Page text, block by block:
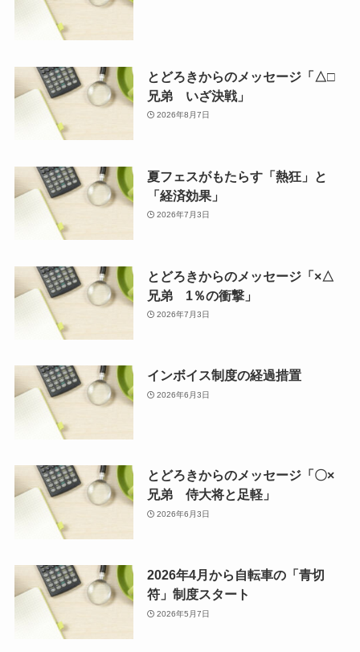
とどろきからのメッセージ「△□
兄弟 いざ決戦」
2026年8月7日
夏フェスがもたらす「熱狂」と
「経済効果」
2026年7月3日
とどろきからのメッセージ「×△
兄弟 1％の衝撃」
2026年7月3日
インボイス制度の経過措置
2026年6月3日
とどろきからのメッセージ「〇×
兄弟 侍大将と足軽」
2026年6月3日
2026年4月から自転車の「青切
符」制度スタート
2026年5月7日